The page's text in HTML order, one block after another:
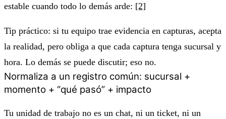
estable cuando todo lo demás arde: [2]
Tip práctico: si tu equipo trae evidencia en capturas, acepta
la realidad, pero obliga a que cada captura tenga sucursal y
hora. Lo demás se puede discutir; eso no.
Normaliza a un registro común: sucursal +
momento + “qué pasó” + impacto
Tu unidad de trabajo no es un chat, ni un ticket, ni un